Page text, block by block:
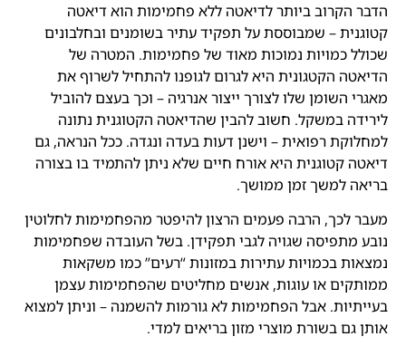
הדבר הקרוב ביותר לדיאטה ללא פחמימות הוא דיאטה
קטוגנית – שמבוססת על תפקיד עתיר בשומנים ובחלבונים
שכולל כמויות נמוכות מאוד של פחמימות. המטרה של
הדיאטה הקטגונית היא לגרום לגופנו להתחיל לשרוף את
מאגרי השומן שלו לצורך ייצור אנרגיה – וכך בעצם להוביל
לירידה במשקל. חשוב להבין שהדיאטה הקטוגנית נתונה
למחלוקת רפואית – וישנן דעות בעדה ונגדה. ככל הנראה, גם
דיאטה קטוגנית היא אורח חיים שלא ניתן להתמיד בו בצורה
בריאה למשך זמן ממושך.
מעבר לכך, הרבה פעמים הרצון להיפטר מהפחמימות לחלוטין
נובע מתפיסה שגויה לגבי תפקידן. בשל העובדה שפחמימות
נמצאות בכמויות עתירות במזונות “רעים” כמו משקאות
ממותקים או עוגות, אנשים מחליטים שהפחמימות עצמן
בעייתיות. אבל הפחמימות לא גורמות להשמנה – וניתן למצוא
אותן גם בשורת מוצרי מזון בריאים למדי.